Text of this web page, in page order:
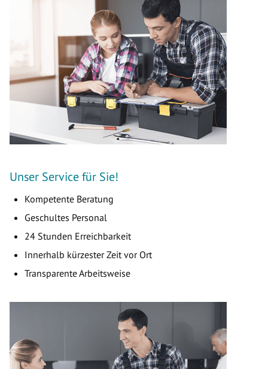
Unser Service für Sie!
Kompetente Beratung
Geschultes Personal
24 Stunden Erreichbarkeit
Innerhalb kürzester Zeit vor Ort
Transparente Arbeitsweise